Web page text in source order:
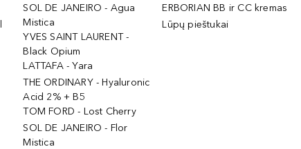
SOL DE JANEIRO - Agua
Mistica
YVES SAINT LAURENT -
Black Opium
LATTAFA - Yara
THE ORDINARY - Hyaluronic
Acid 2% + B5
TOM FORD - Lost Cherry
SOL DE JANEIRO - Flor
Mistica
ERBORIAN BB ir CC kremas
Lūpų pieštukai